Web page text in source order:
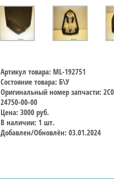
Артикул товара: ML-192751
Состояние товара: Б\У
Оригинальный номер запчасти:
24750-00-00
Цена: 3000 руб.
В наличии: 1 шт.
Добавлен/Обновлён: 03.01.2024